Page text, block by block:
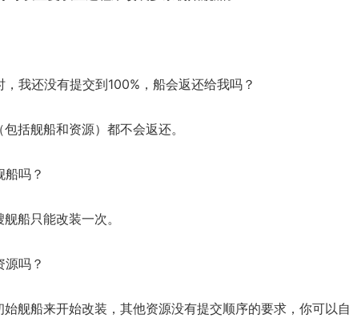
我还没有提交到100%，船会返还给我吗？
括舰船和资源）都不会返还。
吗？
船只能改装一次。
吗？
舰船来开始改装，其他资源没有提交顺序的要求，你可以自